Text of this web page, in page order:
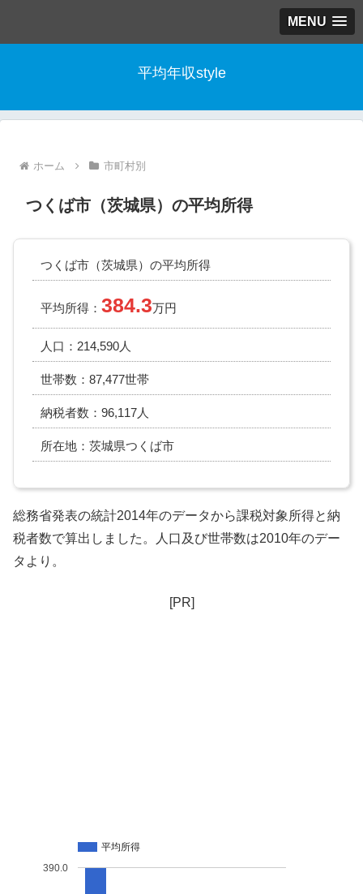
MENU
平均年収style
ホーム 市町村別
つくば市（茨城県）の平均所得
つくば市（茨城県）の平均所得
平均所得： 384.3万円
人口：214,590人
世帯数：87,477世帯
納税者数：96,117人
所在地：茨城県つくば市
総務省発表の統計2014年のデータから課税対象所得と納
税者数で算出しました。人口及び世帯数は2010年のデー
タより。
[PR]
平均所得
390.0